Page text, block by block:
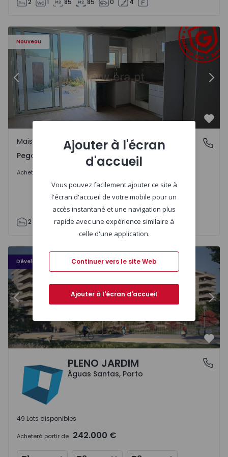
2 1 85 85 0 4
Nouveau
Maison T2 Abrantes, Pego - 1575171 - 9
Précédent
Pego, Abrantes
Maison
Pego, Abrantes
Acheter
2 99 59 110 0
Développement
PLENO JARDIM - 3
Précédent
Águas Santas, PortoPLENO JARDIM
Águas Santas, Porto
49 Lots disponibles
Acheterà partir de 242.000 €
Ajouter à l'écran
d'accueil
Vous pouvez facilement ajouter ce site à
l'écran d'accueil de votre mobile pour un
accès instantané et une navigation plus
rapide avec une expérience similaire à
celle d'une application.
Continuer vers le site Web
Ajouter à l'écran d'accueil